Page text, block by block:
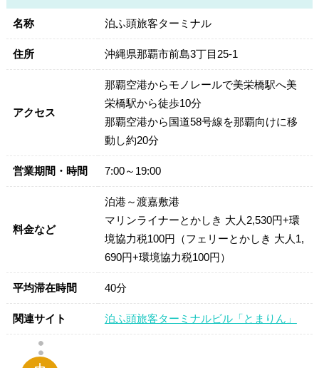
名称 泊ふ頭旅客ターミナル
住所 沖縄県那覇市前島3丁目25-1
アクセス
那覇空港からモノレールで美栄橋駅へ美
栄橋駅から徒歩10分
那覇空港から国道58号線を那覇向けに移
動し約20分
営業期間・時間 7:00～19:00
料金など
泊港～渡嘉敷港
マリンライナーとかしき 大人2,530円+環
境協力税100円（フェリーとかしき 大人1,
690円+環境協力税100円）
平均滞在時間 40分
関連サイト 泊ふ頭旅客ターミナルビル「とまりん」